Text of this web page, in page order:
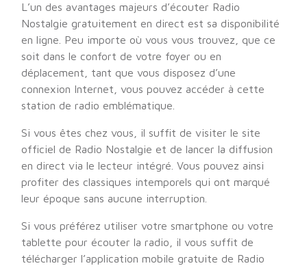
L’un des avantages majeurs d’écouter Radio
Nostalgie gratuitement en direct est sa disponibilité
en ligne. Peu importe où vous vous trouvez, que ce
soit dans le confort de votre foyer ou en
déplacement, tant que vous disposez d’une
connexion Internet, vous pouvez accéder à cette
station de radio emblématique.
Si vous êtes chez vous, il suffit de visiter le site
officiel de Radio Nostalgie et de lancer la diffusion
en direct via le lecteur intégré. Vous pouvez ainsi
profiter des classiques intemporels qui ont marqué
leur époque sans aucune interruption.
Si vous préférez utiliser votre smartphone ou votre
tablette pour écouter la radio, il vous suffit de
télécharger l’application mobile gratuite de Radio